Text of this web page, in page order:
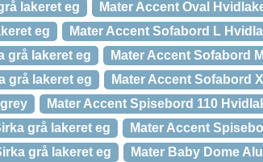
lakeret eg
Mater Accent Oval
eg
Mater Accent Sofabord L
grå lakeret eg
Mater Accent Sofabord
grå lakeret eg
Mater Accent Sofabord
Mater Accent Spisebord 110
grå lakeret eg
Mater Accent
grå lakeret eg
Mater Baby Dome